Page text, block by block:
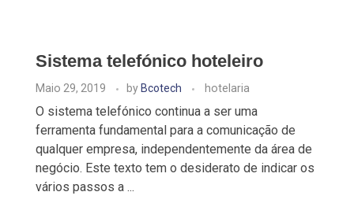
Sistema telefónico hoteleiro
Maio 29, 2019 by Bcotech hotelaria
O sistema telefónico continua a ser uma
ferramenta fundamental para a comunicação de
qualquer empresa, independentemente da área de
negócio. Este texto tem o desiderato de indicar os
vários passos a ...